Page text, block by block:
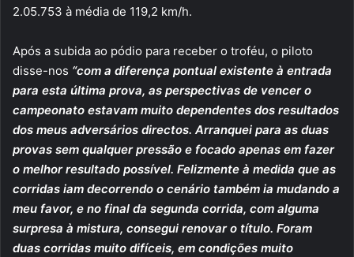
2.05.753 à média de 119,2 km/h.
Após a subida ao pódio para receber o troféu, o piloto
disse-nos “com a diferença pontual existente à entrada
para esta última prova, as perspectivas de vencer o
campeonato estavam muito dependentes dos resultados
dos meus adversários directos. Arranquei para as duas
provas sem qualquer pressão e focado apenas em fazer
o melhor resultado possível. Felizmente à medida que as
corridas iam decorrendo o cenário também ia mudando a
meu favor, e no final da segunda corrida, com alguma
surpresa à mistura, consegui renovar o título. Foram
duas corridas muito difíceis, em condições muito